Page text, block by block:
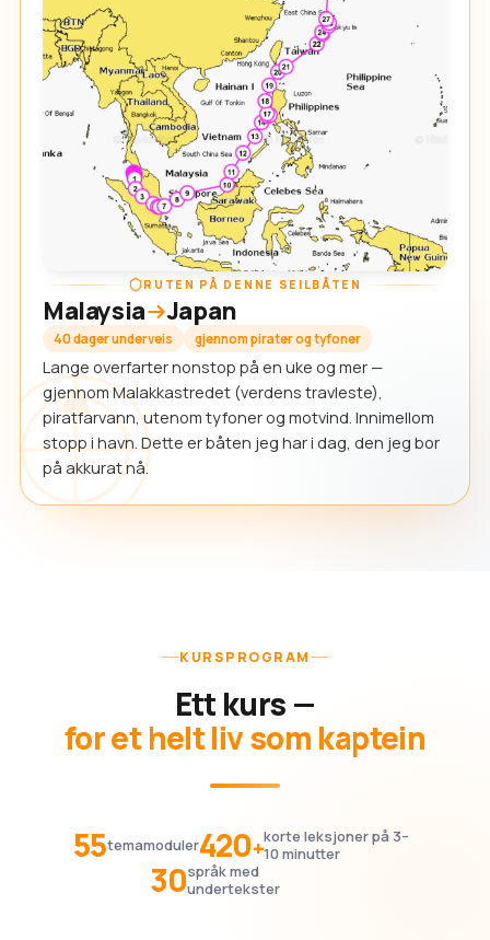
RUTEN PÅ DENNE SEILBÅTEN
Malaysia Japan
40 dager underveis gjennom pirater og tyfoner
Lange overfarter nonstop på en uke og mer —
gjennom Malakkastredet (verdens travleste),
piratfarvann, utenom tyfoner og motvind. Innimellom
stopp i havn. Dette er båten jeg har i dag, den jeg bor
på akkurat nå.
KURSPROGRAM
Ett kurs —
for et helt liv som kaptein
55temamoduler420+korte leksjoner på 3–
10 minutter
30språk med
undertekster